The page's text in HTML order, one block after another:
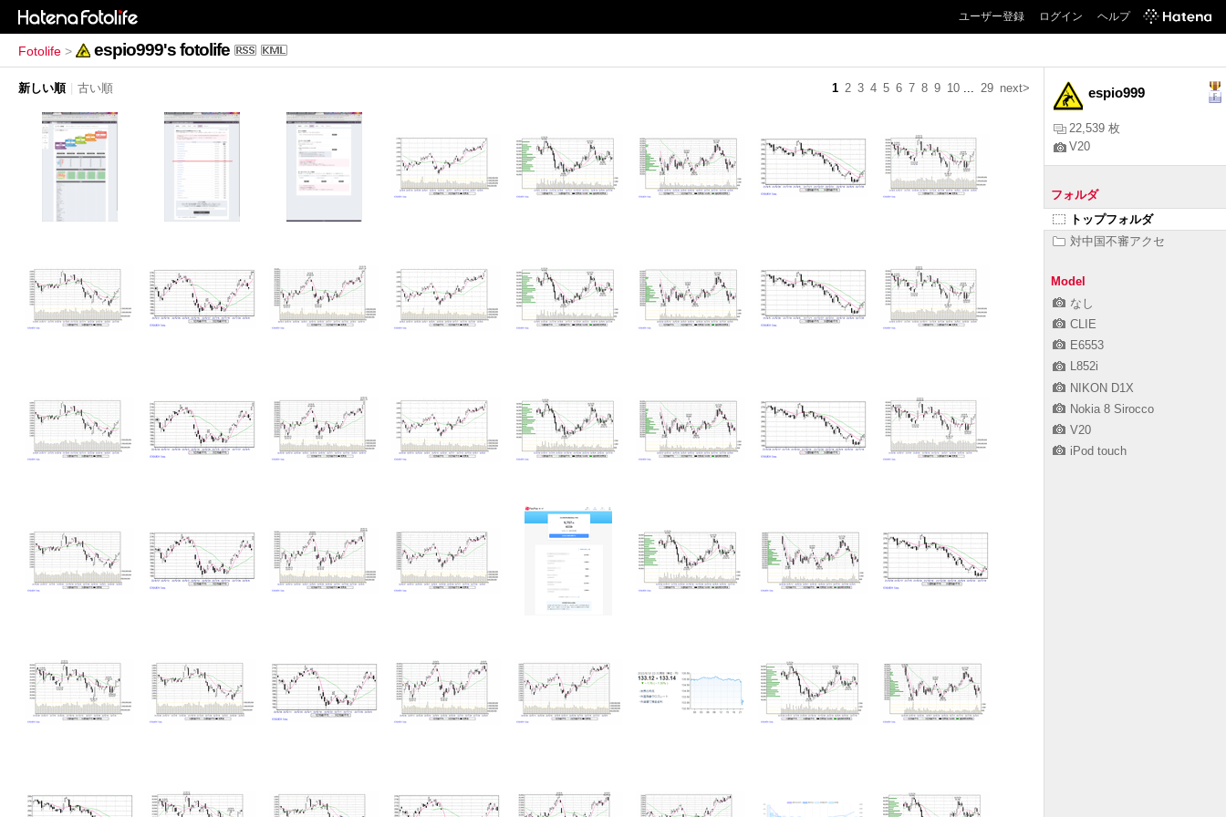
ユーザー登録 ログイン ヘルプ
Fotolife > espio999's fotolife
1 2 3 4 5 6 7 8 9 10 ... 29 next>
新しい順 古い順 espio999
22,539 枚
V20
フォルダ
トップフォルダ
対中国不審アクセ
Model
なし
CLIE
E6553
L852i
NIKON D1X
Nokia 8 Sirocco
V20
iPod touch